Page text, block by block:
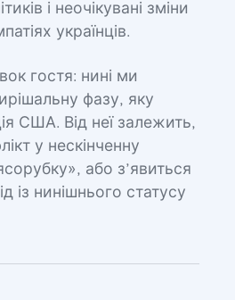
і неочікувані зміни
українців.
гостя: нині ми
фазу, яку
США. Від неї залежить,
у нескінченну
або з’явиться
із нинішнього статусу